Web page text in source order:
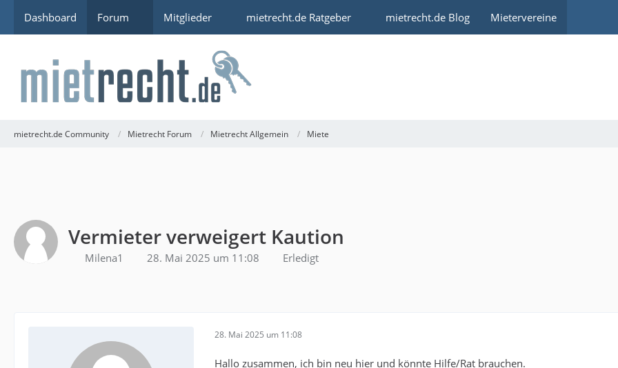
Dashboard Forum Mitglieder mietrecht.de Ratgeber mietrecht.de Blog Mietervereine
mietrecht.de Community Mietrecht Forum Mietrecht Allgemein Miete
Vermieter verweigert Kaution
Milena1 28. Mai 2025 um 11:08 Erledigt
28. Mai 2025 um 11:08
Hallo zusammen, ich bin neu hier und könnte Hilfe/Rat brauchen.